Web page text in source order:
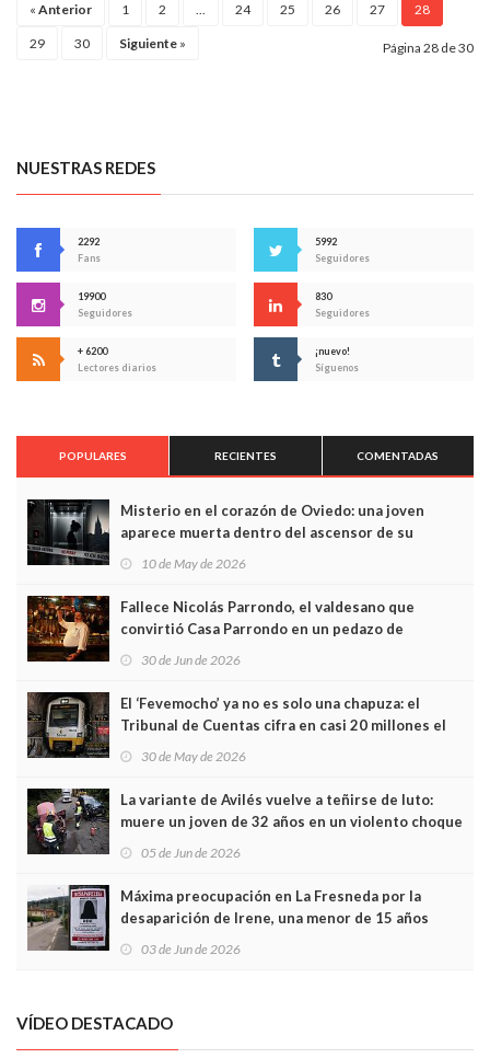
« Anterior 1 2 ... 24 25 26 27 28
29 30 Siguiente » Página 28 de 30
NUESTRAS REDES
2292
Fans
5992
Seguidores
19900
Seguidores
830
Seguidores
+ 6200
Lectores diarios
¡nuevo!
Síguenos
POPULARES RECIENTES COMENTADAS
Misterio en el corazón de Oviedo: una joven
aparece muerta dentro del ascensor de su
edificio y las cámaras captan sus últimos minutos
10 de May de 2026
Fallece Nicolás Parrondo, el valdesano que
convirtió Casa Parrondo en un pedazo de
Asturias en Madrid
30 de Jun de 2026
El ‘Fevemocho’ ya no es solo una chapuza: el
Tribunal de Cuentas cifra en casi 20 millones el
sobrecoste de los trenes que no cabían por los
30 de May de 2026
La variante de Avilés vuelve a teñirse de luto:
muere un joven de 32 años en un violento choque
frontal
05 de Jun de 2026
Máxima preocupación en La Fresneda por la
desaparición de Irene, una menor de 15 años
03 de Jun de 2026
VÍDEO DESTACADO